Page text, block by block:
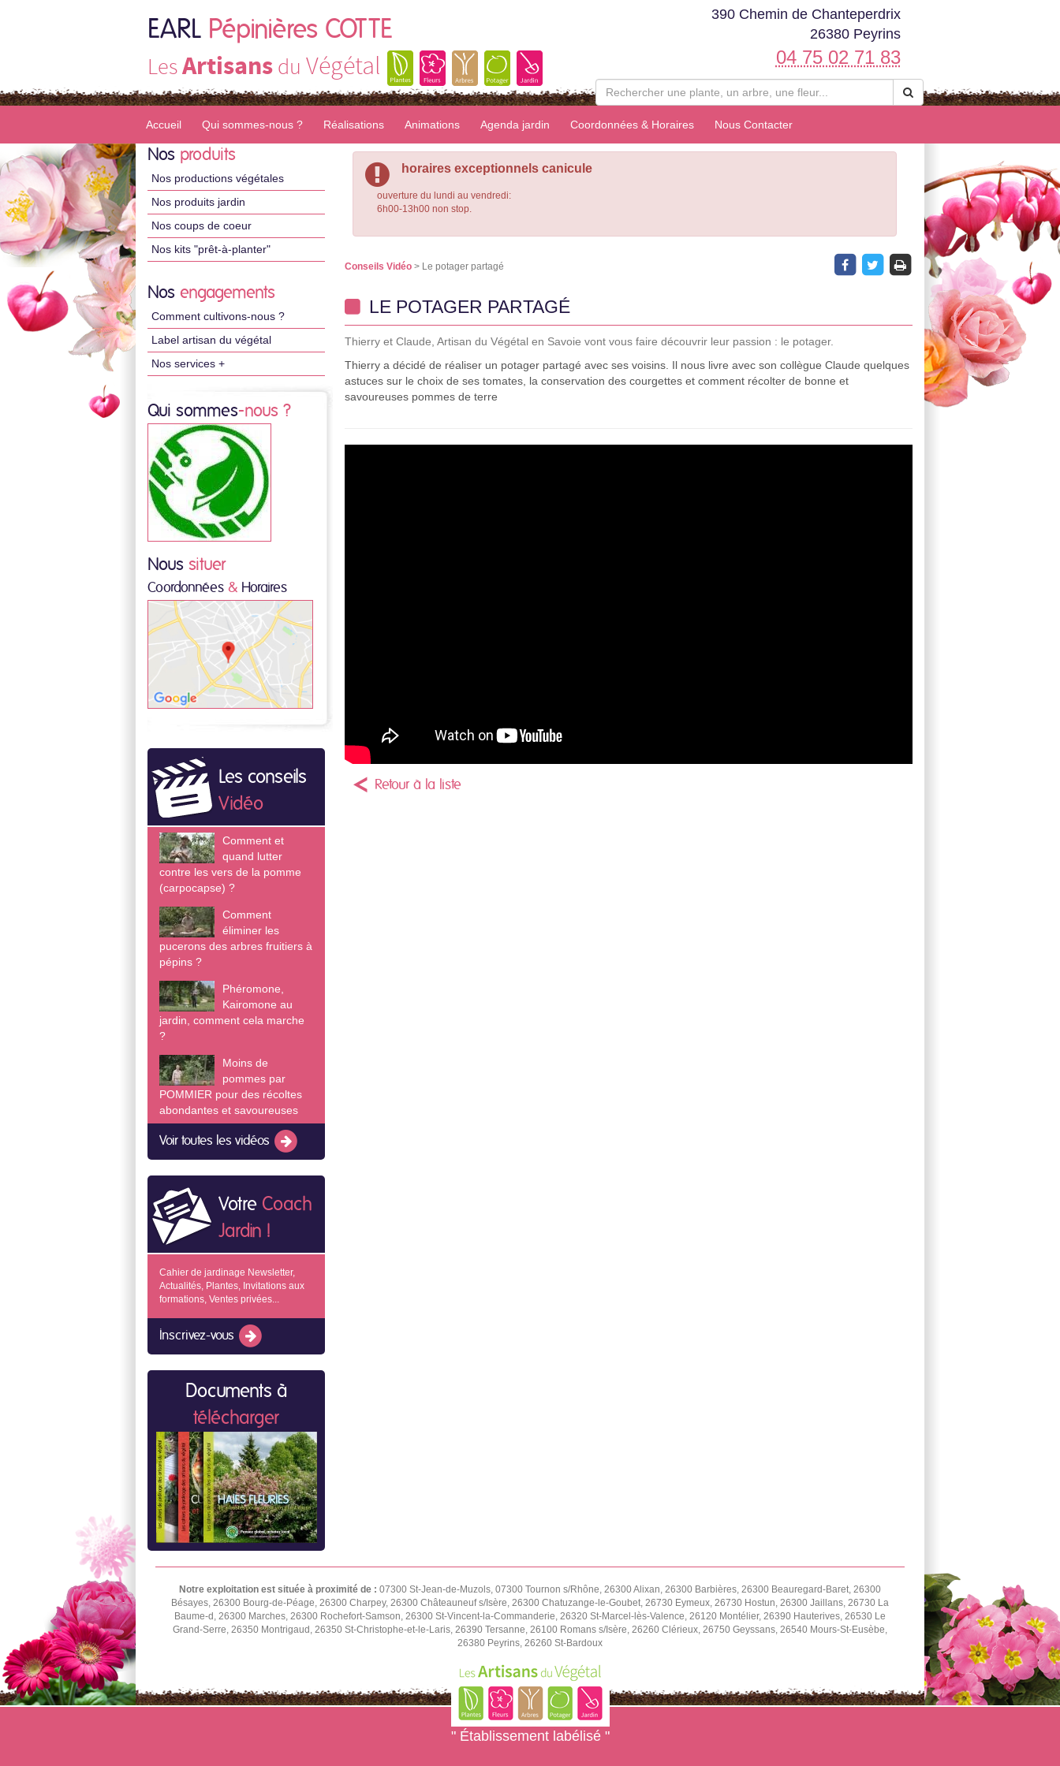
EARL Pépinières COTTE
LesArtisans du Végétal
390 Chemin de Chanteperdrix
26380 Peyrins
04 75 02 71 83
Accueil Qui sommes-nous ? Réalisations Animations Agenda jardin Coordonnées & Horaires Nous Contacter
Nos produits
Nos productions végétales
Nos produits jardin
Nos coups de coeur
Nos kits "prêt-à-planter"
Nos engagements
Comment cultivons-nous ?
Label artisan du végétal
Nos services +
Qui sommes-nous ?
Nous situer
Coordonnées & Horaires
Les conseils
Vidéo
Comment et
quand lutter
contre les vers de la pomme
(carpocapse) ?
Comment
éliminer les
pucerons des arbres fruitiers à
pépins ?
Phéromone,
Kairomone au
jardin, comment cela marche
?
Moins de
pommes par
POMMIER pour des récoltes
abondantes et savoureuses
Voir toutes les vidéos
Votre Coach
Jardin !
Cahier de jardinage Newsletter,
Actualités, Plantes, Invitations aux
formations, Ventes privées...
Inscrivez-vous
Documents à
télécharger
horaires exceptionnels canicule
ouverture du lundi au vendredi:
6h00-13h00 non stop.
Conseils Vidéo > Le potager partagé
LE POTAGER PARTAGÉ
Thierry et Claude, Artisan du Végétal en Savoie vont vous faire découvrir leur passion : le potager.
Thierry a décidé de réaliser un potager partagé avec ses voisins. Il nous livre avec son collègue Claude quelques
astuces sur le choix de ses tomates, la conservation des courgettes et comment récolter de bonne et
savoureuses pommes de terre
Retour à la liste
Notre exploitation est située à proximité de : 07300 St-Jean-de-Muzols, 07300 Tournon s/Rhône, 26300 Alixan, 26300 Barbières, 26300 Beauregard-Baret, 26300
Bésayes, 26300 Bourg-de-Péage, 26300 Charpey, 26300 Châteauneuf s/Isère, 26300 Chatuzange-le-Goubet, 26730 Eymeux, 26730 Hostun, 26300 Jaillans, 26730 La
Baume-d, 26300 Marches, 26300 Rochefort-Samson, 26300 St-Vincent-la-Commanderie, 26320 St-Marcel-lès-Valence, 26120 Montélier, 26390 Hauterives, 26530 Le
Grand-Serre, 26350 Montrigaud, 26350 St-Christophe-et-le-Laris, 26390 Tersanne, 26100 Romans s/Isère, 26260 Clérieux, 26750 Geyssans, 26540 Mours-St-Eusèbe,
26380 Peyrins, 26260 St-Bardoux
" Établissement labélisé "